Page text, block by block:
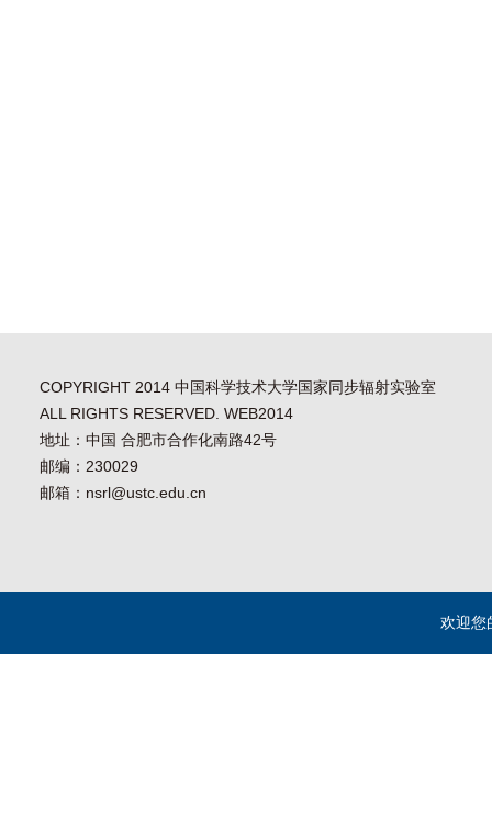
COPYRIGHT 2014 中国科学技术大学国家同步辐射实验室
ALL RIGHTS RESERVED. WEB2014
地址：中国 合肥市合作化南路42号
邮编：230029
邮箱：nsrl@ustc.edu.cn
欢迎您